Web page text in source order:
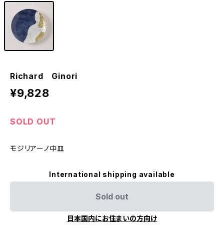
Richard Ginori
¥9,828
SOLD OUT
モジリアーノ中皿
International shipping available
Sold out
日本国内にお住まいの方向け